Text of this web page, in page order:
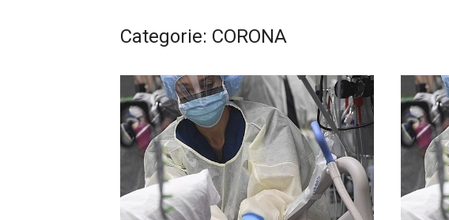
Categorie: CORONA